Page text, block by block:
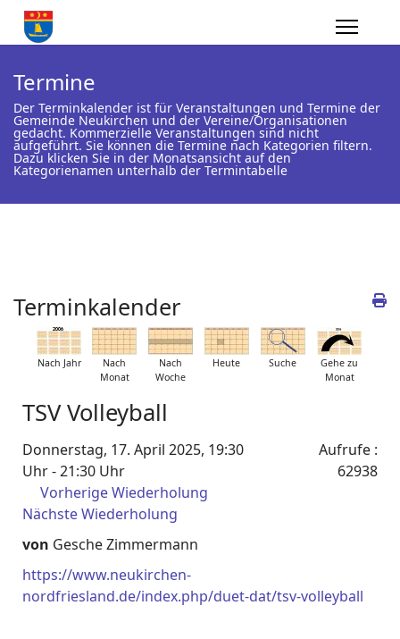
Termine
Der Terminkalender ist für Veranstaltungen und Termine der
Gemeinde Neukirchen und der Vereine/Organisationen
gedacht. Kommerzielle Veranstaltungen sind nicht
aufgeführt. Sie können die Termine nach Kategorien filtern.
Dazu klicken Sie in der Monatsansicht auf den
Kategorienamen unterhalb der Termintabelle
Terminkalender
Nach Jahr
Nach
Monat
Nach
Woche
Heute Suche
Gehe zu
Monat
TSV Volleyball
Donnerstag, 17. April 2025, 19:30
Uhr - 21:30 Uhr
Vorherige Wiederholung
Nächste Wiederholung
Aufrufe :
62938
von Gesche Zimmermann
https://www.neukirchen-
nordfriesland.de/index.php/duet-dat/tsv-volleyball